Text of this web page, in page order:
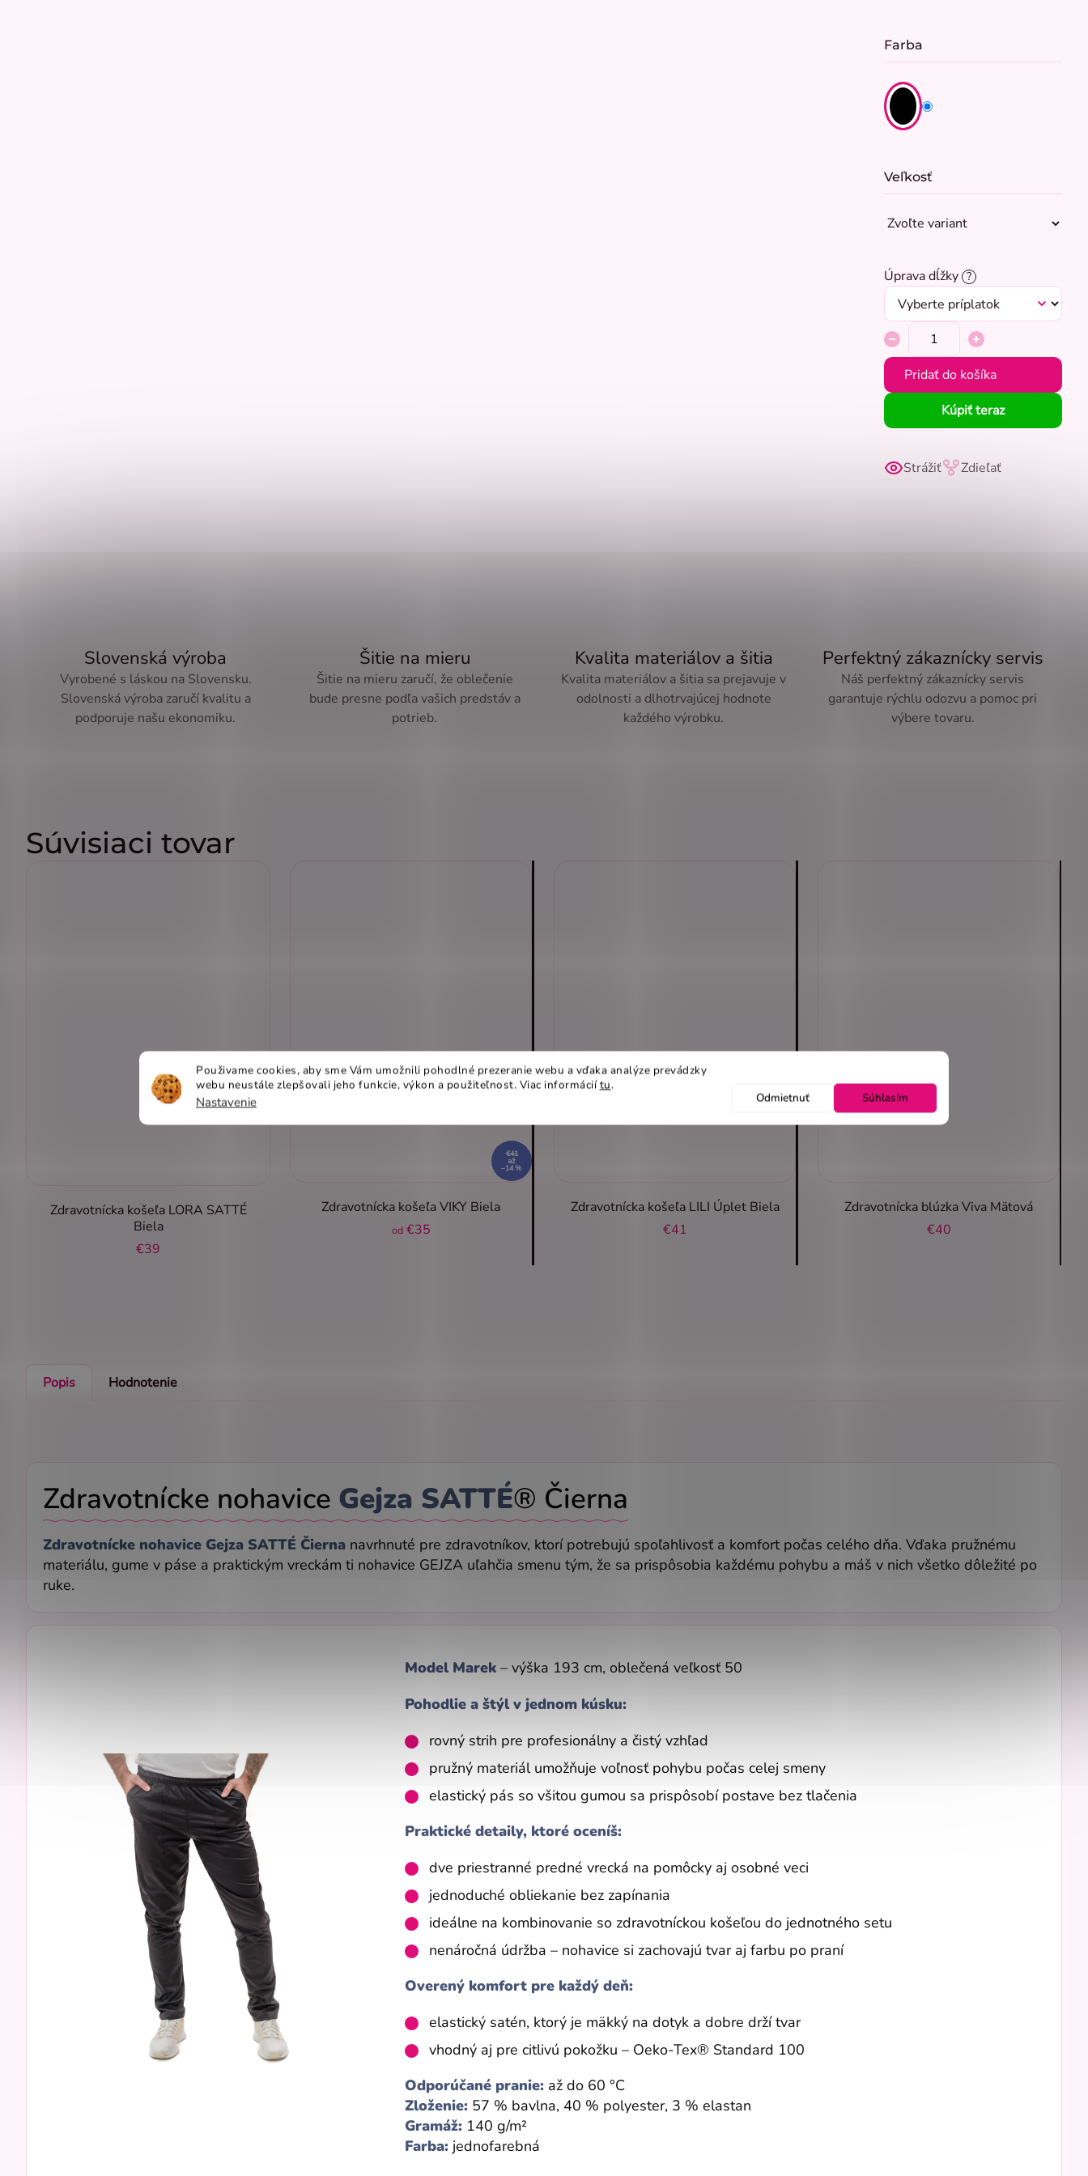
Použivame cookies, aby sme Vám umožnili pohodlné prezeranie webu a vďaka analýze prevádzky
webu neustále zlepšovali jeho funkcie, výkon a použiteľnost. Viac informáciítu.
Nastavenie Odmietnuť Súhlasím
Farba
Veľkosť
Úprava dĺžky ?
Pridať do košíka
Kúpiť teraz
Strážiť Zdieľať
Slovenská výroba
Vyrobené s láskou na Slovensku.
Slovenská výroba zaručí kvalitu a
podporuje našu ekonomiku.
Šitie na mieru
Šitie na mieru zaručí, že oblečenie
bude presne podľa vašich predstáv a
potrieb.
Kvalita materiálov a šitia
Kvalita materiálov a šitia sa prejavuje v
odolnosti a dlhotrvajúcej hodnote
každého výrobku.
Perfektný zákaznícky servis
Náš perfektný zákaznícky servis
garantuje rýchlu odozvu a pomoc pri
výbere tovaru.
Súvisiaci tovar
Zdravotnícka košeľa LORA SATTÉ
Biela
€39
€41
až
–14 %
Zdravotnícka košeľa VIKY Biela
od€35
Zdravotnícka košeľa LILI Úplet Biela
€41
Zdravotnícka blúzka Viva Mätová
€40
Popis Hodnotenie
Zdravotnícke nohavice Gejza SATTÉ® Čierna
Zdravotnícke nohavice Gejza SATTÉ Čierna navrhnuté pre zdravotníkov, ktorí potrebujú spoľahlivosť a komfort počas celého dňa. Vďaka pružnému
materiálu, gume v páse a praktickým vreckám ti nohavice GEJZA uľahčia smenu tým, že sa prispôsobia každému pohybu a máš v nich všetko dôležité po
ruke.
Model Marek – výška 193 cm, oblečená veľkosť 50
Pohodlie a štýl v jednom kúsku:
rovný strih pre profesionálny a čistý vzhľad
pružný materiál umožňuje voľnosť pohybu počas celej smeny
elastický pás so všitou gumou sa prispôsobí postave bez tlačenia
Praktické detaily, ktoré oceníš:
dve priestranné predné vrecká na pomôcky aj osobné veci
jednoduché obliekanie bez zapínania
ideálne na kombinovanie so zdravotníckou košeľou do jednotného setu
nenáročná údržba – nohavice si zachovajú tvar aj farbu po praní
Overený komfort pre každý deň:
elastický satén, ktorý je mäkký na dotyk a dobre drží tvar
vhodný aj pre citlivú pokožku – Oeko-Tex® Standard 100
Odporúčané pranie: až do 60 °C
Zloženie: 57 % bavlna, 40 % polyester, 3 % elastan
Gramáž: 140 g/m²
Farba: jednofarebná